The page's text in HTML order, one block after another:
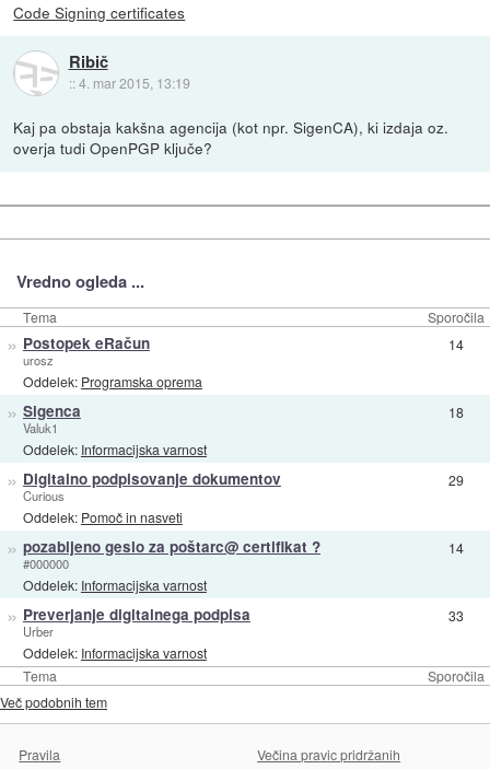
Code Signing certificates
Ribič
::4. mar 2015, 13:19
Kaj pa obstaja kakšna agencija (kot npr. SigenCA), ki izdaja oz.
overja tudi OpenPGP ključe?
Vredno ogleda ...
Tema Sporočila
Tema Sporočila
» Postopek eRačun
urosz
Oddelek: Programska oprema
14
» Sigenca
Valuk1
Oddelek: Informacijska varnost
18
» Digitalno podpisovanje dokumentov
Curious
Oddelek: Pomoč in nasveti
29
» pozabljeno geslo za poštarc@ certifikat ?
#000000
Oddelek: Informacijska varnost
14
» Preverjanje digitalnega podpisa
Urber
Oddelek: Informacijska varnost
33
Več podobnih tem
Pravila Večina pravic pridržanih